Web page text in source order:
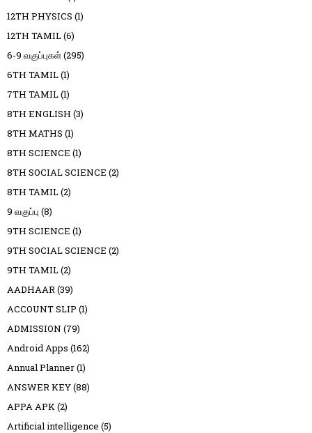
12TH PHYSICS (1)
12TH TAMIL(6)
6-9 வகுப்புகள்(295)
6TH TAMIL(1)
7TH TAMIL(1)
8TH ENGLISH (3)
8TH MATHS (1)
8TH SCIENCE (1)
8TH SOCIAL SCIENCE (2)
8TH TAMIL(2)
9 வகுப்பு (8)
9TH SCIENCE (1)
9TH SOCIAL SCIENCE (2)
9TH TAMIL(2)
AADHAAR (39)
ACCOUNT SLIP (1)
ADMISSION (79)
Android Apps (162)
Annual Planner(1)
ANSWER KEY(88)
APPA APK (2)
Artificial intelligence (5)